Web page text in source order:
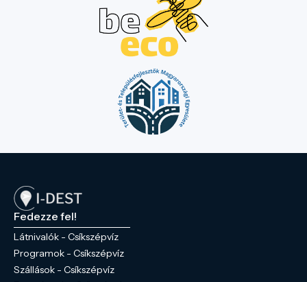
Fedezze fel!
Látnivalók - Csíkszépvíz
Programok - Csíkszépvíz
Szállások - Csíkszépvíz